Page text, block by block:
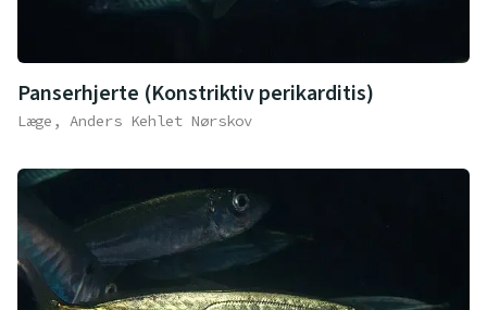
Panserhjerte (Konstriktiv perikarditis)
Læge, Anders Kehlet Nørskov